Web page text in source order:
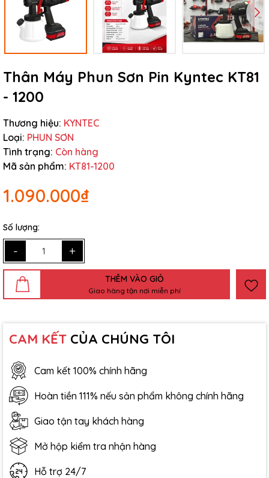
Thân Máy Phun Sơn Pin Kyntec KT81
- 1200
Thương hiệu: KYNTEC
Loại: PHUN SƠN
Tình trạng: Còn hàng
Mã sản phẩm: KT81-1200
1.090.000₫
Số lượng:
- +
THÊM VÀO GIỎ
Giao hàng tận nơi miễn phí
CAM KẾT CỦA CHÚNG TÔI
Cam kết 100% chính hãng
Hoàn tiền 111% nếu sản phẩm không chính hãng
Giao tận tay khách hàng
Mở hộp kiểm tra nhận hàng
Hỗ trợ 24/7
Điều kiện: